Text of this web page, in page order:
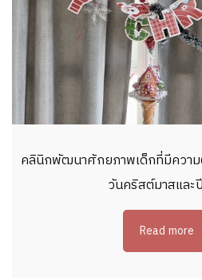
คลินิกพัฒนาศักยภาพเด็กที่มีควา
วันคริสต์มาสและ
Read more